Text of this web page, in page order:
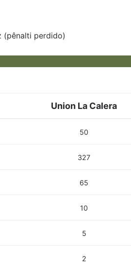
(pênalti perdido)
Union La Calera
50
327
65
10
5
2